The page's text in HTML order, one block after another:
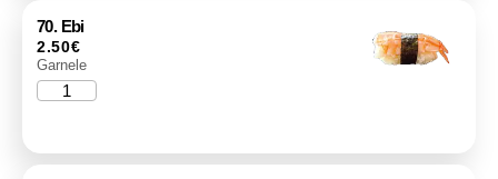
70. Ebi
2.50€
Garnele